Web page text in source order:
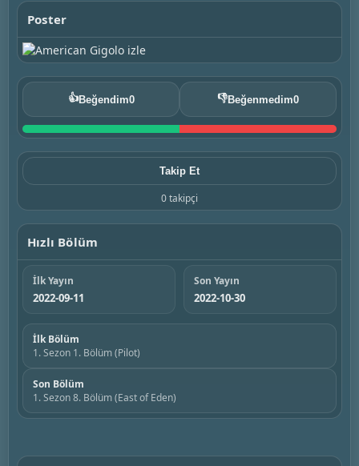
Poster
👍Beğendim0 👎Beğenmedim0
Takip Et
0 takipçi
Hızlı Bölüm
İlk Yayın
2022-09-11
Son Yayın
2022-10-30
İlk Bölüm
1. Sezon 1. Bölüm (Pilot)
Son Bölüm
1. Sezon 8. Bölüm (East of Eden)